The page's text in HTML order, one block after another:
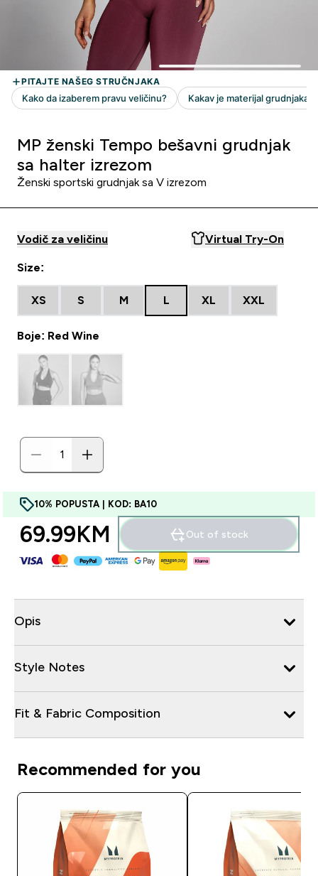
MP ženski Tempo bešavni grudnjak
sa halter izrezom
Ženski sportski grudnjak sa V izrezom
Vodič za veličinu Virtual Try-On
Size:
XS S M L XL XXL
Boje: Red Wine
10% POPUSTA | KOD: BA10
69.99KM‎ Out of stock
Opis
Style Notes
Fit & Fabric Composition
Recommended for you